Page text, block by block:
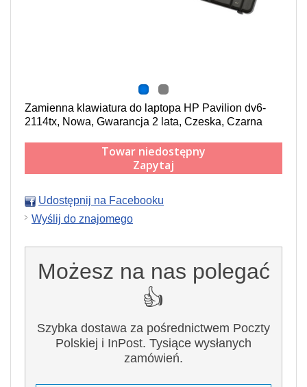
Zamienna klawiatura do laptopa HP Pavilion dv6-
2114tx, Nowa, Gwarancja 2 lata, Czeska, Czarna
Towar niedostępny
Zapytaj
Udostępnij na Facebooku
Wyślij do znajomego
Możesz na nas polegać
👍
Szybka dostawa za pośrednictwem Poczty
Polskiej i InPost. Tysiące wysłanych
zamówień.